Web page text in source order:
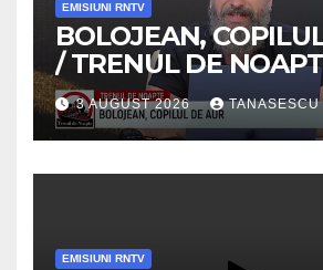
EMISIUNI RNTV
BOLOJEAN,
/ TRENUL DE
3 AUGUST 2026 TANASESCU
EMISIUNI RNTV